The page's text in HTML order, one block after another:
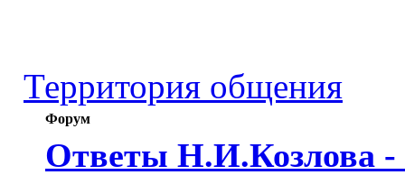
Территория общения
Форум
Ответы Н.И.Козлова -